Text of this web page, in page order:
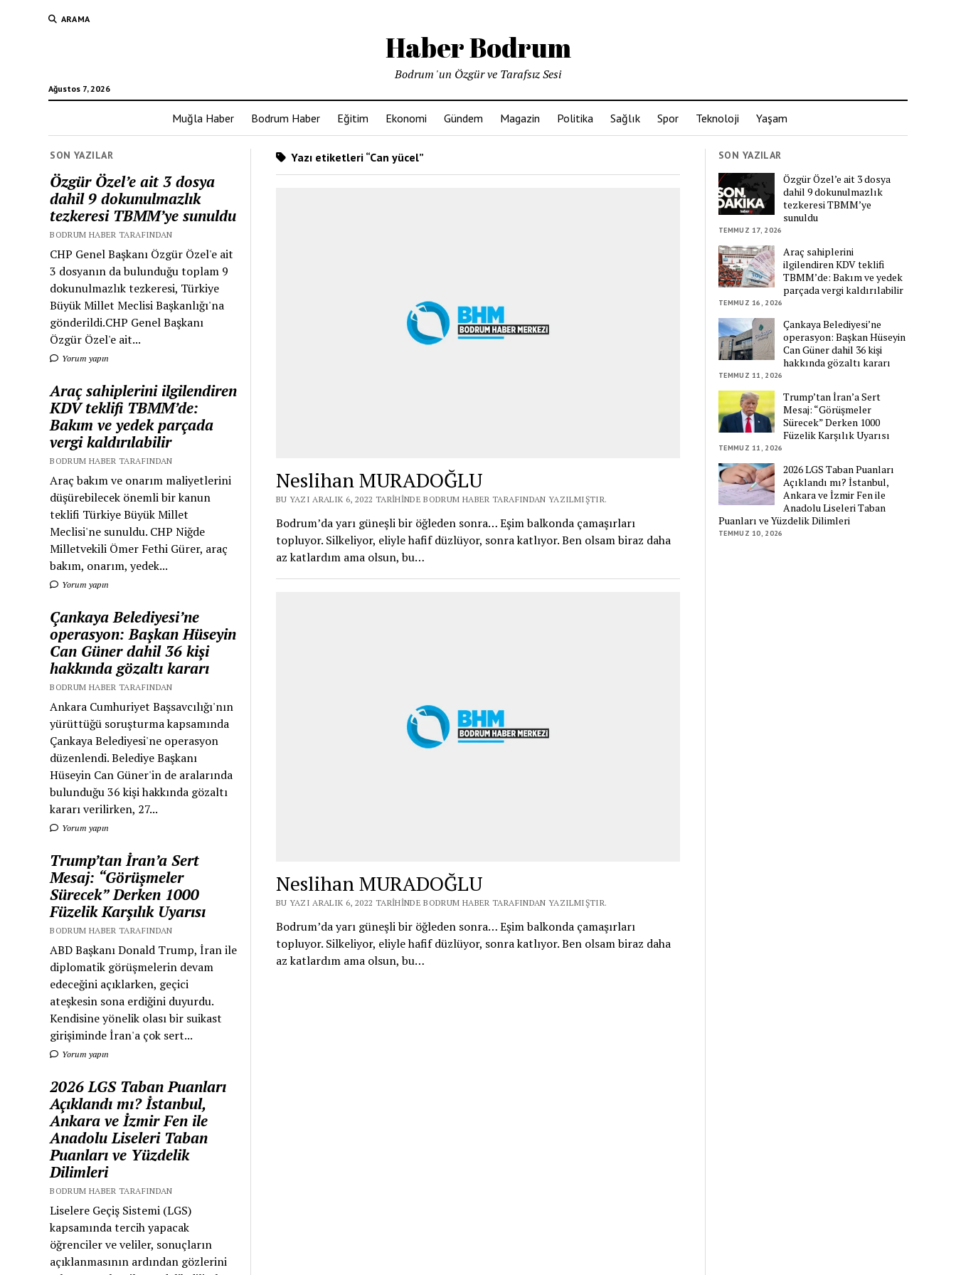
ARAMA
Haber Bodrum
Ağustos 7, 2026
Bodrum 'un Özgür ve Tarafsız Sesi
Muğla Haber Bodrum Haber Eğitim Ekonomi Gündem Magazin Politika Sağlık Spor Teknoloji Yaşam
SON YAZILAR
Özgür Özel’e ait 3 dosya
dahil 9 dokunulmazlık
tezkeresi TBMM’ye sunuldu
BODRUM HABER TARAFINDAN
CHP Genel Başkanı Özgür Özel'e ait
3 dosyanın da bulunduğu toplam 9
dokunulmazlık tezkeresi, Türkiye
Büyük Millet Meclisi Başkanlığı'na
gönderildi.CHP Genel Başkanı
Özgür Özel'e ait...
Yorum yapın
Araç sahiplerini ilgilendiren
KDV teklifi TBMM’de:
Bakım ve yedek parçada
vergi kaldırılabilir
BODRUM HABER TARAFINDAN
Araç bakım ve onarım maliyetlerini
düşürebilecek önemli bir kanun
teklifi Türkiye Büyük Millet
Meclisi'ne sunuldu. CHP Niğde
Milletvekili Ömer Fethi Gürer, araç
bakım, onarım, yedek...
Yorum yapın
Çankaya Belediyesi’ne
operasyon: Başkan Hüseyin
Can Güner dahil 36 kişi
hakkında gözaltı kararı
BODRUM HABER TARAFINDAN
Ankara Cumhuriyet Başsavcılığı'nın
yürüttüğü soruşturma kapsamında
Çankaya Belediyesi'ne operasyon
düzenlendi. Belediye Başkanı
Hüseyin Can Güner'in de aralarında
bulunduğu 36 kişi hakkında gözaltı
kararı verilirken, 27...
Yorum yapın
Trump’tan İran’a Sert
Mesaj: “Görüşmeler
Sürecek” Derken 1000
Füzelik Karşılık Uyarısı
BODRUM HABER TARAFINDAN
ABD Başkanı Donald Trump, İran ile
diplomatik görüşmelerin devam
edeceğini açıklarken, geçici
ateşkesin sona erdiğini duyurdu.
Kendisine yönelik olası bir suikast
girişiminde İran'a çok sert...
Yorum yapın
2026 LGS Taban Puanları
Açıklandı mı? İstanbul,
Ankara ve İzmir Fen ile
Anadolu Liseleri Taban
Puanları ve Yüzdelik
Dilimleri
BODRUM HABER TARAFINDAN
Liselere Geçiş Sistemi (LGS)
kapsamında tercih yapacak
öğrenciler ve veliler, sonuçların
açıklanmasının ardından gözlerini
Yazı etiketleri “Can yücel”
Neslihan MURADOĞLU
BU YAZI ARALIK 6, 2022 TARIHINDE BODRUM HABER TARAFINDAN YAZILMIŞTIR.
Bodrum’da yarı güneşli bir öğleden sonra… Eşim balkonda çamaşırları
topluyor. Silkeliyor, eliyle hafif düzlüyor, sonra katlıyor. Ben olsam biraz daha
az katlardım ama olsun, bu…
Neslihan MURADOĞLU
BU YAZI ARALIK 6, 2022 TARIHINDE BODRUM HABER TARAFINDAN YAZILMIŞTIR.
Bodrum’da yarı güneşli bir öğleden sonra… Eşim balkonda çamaşırları
topluyor. Silkeliyor, eliyle hafif düzlüyor, sonra katlıyor. Ben olsam biraz daha
az katlardım ama olsun, bu…
SON YAZILAR
Özgür Özel’e ait 3 dosya
dahil 9 dokunulmazlık
tezkeresi TBMM’ye
sunuldu
TEMMUZ 17, 2026
Araç sahiplerini
ilgilendiren KDV teklifi
TBMM’de: Bakım ve yedek
parçada vergi kaldırılabilir
TEMMUZ 16, 2026
Çankaya Belediyesi’ne
operasyon: Başkan Hüseyin
Can Güner dahil 36 kişi
hakkında gözaltı kararı
TEMMUZ 11, 2026
Trump’tan İran’a Sert
Mesaj: “Görüşmeler
Sürecek” Derken 1000
Füzelik Karşılık Uyarısı
TEMMUZ 11, 2026
2026 LGS Taban Puanları
Açıklandı mı? İstanbul,
Ankara ve İzmir Fen ile
Anadolu Liseleri Taban
Puanları ve Yüzdelik Dilimleri
TEMMUZ 10, 2026